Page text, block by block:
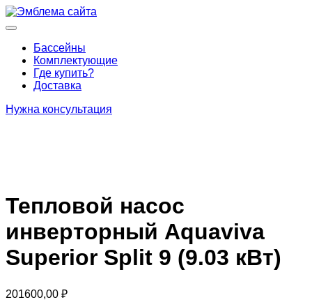
Перейти
к
Основное
Бассейны
Комплектующие
Где купить?
Доставка
Нужна консультация
Тепловой насос
инверторный Aquaviva
Superior Split 9 (9.03 кВт)
201600,00 ₽